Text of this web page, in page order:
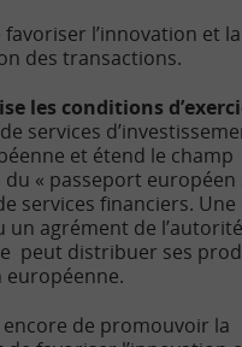
favoriser l’innovation et
des transactions.
les conditions
services
et étend le champ
du « passeport européen
services financiers.
un agrément de
peut distribuer ses
européenne.
encore de promouvoir la